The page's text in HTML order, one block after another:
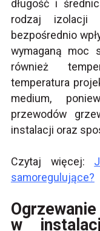
długość i
rodzaj
bezpośrednio
wymaganą moc
również
temperatura
medium,
przewodów
instalacji oraz
Czytaj więcej:
samoregulujące?
w